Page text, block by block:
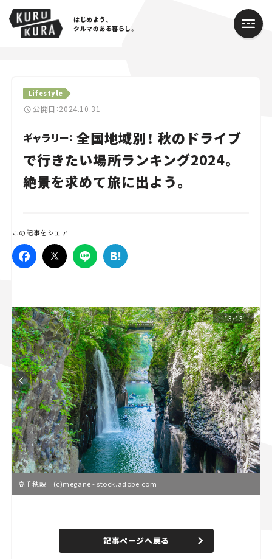
はじめよう、
クルマのある暮らし。
Lifestyle
公開日：2024.10.31
ギャラリー： 全国地域別！ 秋のドライブ
で行きたい場所ランキング2024。
絶景を求めて旅に出よう。
この記事をシェア
13/13
高千穂峡 (c)megane - stock.adobe.com
n
e
d
記事ページへ戻る
Cars
Lifestyle
Traffic
Special
Campaign
人気のハッシュタグ